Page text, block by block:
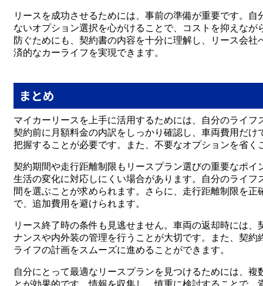
リースを成功させるためには、事前の準備が重要です。
ないオプション選択を心がけることで、コストを抑えな
防ぐためにも、契約書の内容を十分に理解し、リース会
済的なカーライフを実現できます。
まとめ
マイカーリースを上手に活用するためには、自分のライ
契約前に月額料金の内訳をしっかり確認し、車両費用だ
把握することが必要です。また、不要なオプションを省
契約期間や走行距離制限もリースプラン選びの重要なポ
生活の変化に対応しにくい場合があります。自分のライ
間を選ぶことが求められます。さらに、走行距離制限を
で、追加費用を避けられます。
リース終了時の条件も見逃せません。車両の返却時には
ナンスや内外装の管理を行うことが大切です。また、契
ライフの計画をスムーズに進めることができます。
自分にとって最適なリースプランを見つけるためには、